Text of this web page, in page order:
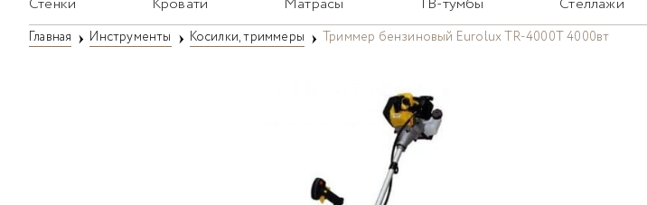
Стенки Кровати Матрасы ТВ-тумбы Стеллажи
Главная Инструменты Косилки, триммеры Триммер бензиновый Eurolux TR-4000T 4000вт